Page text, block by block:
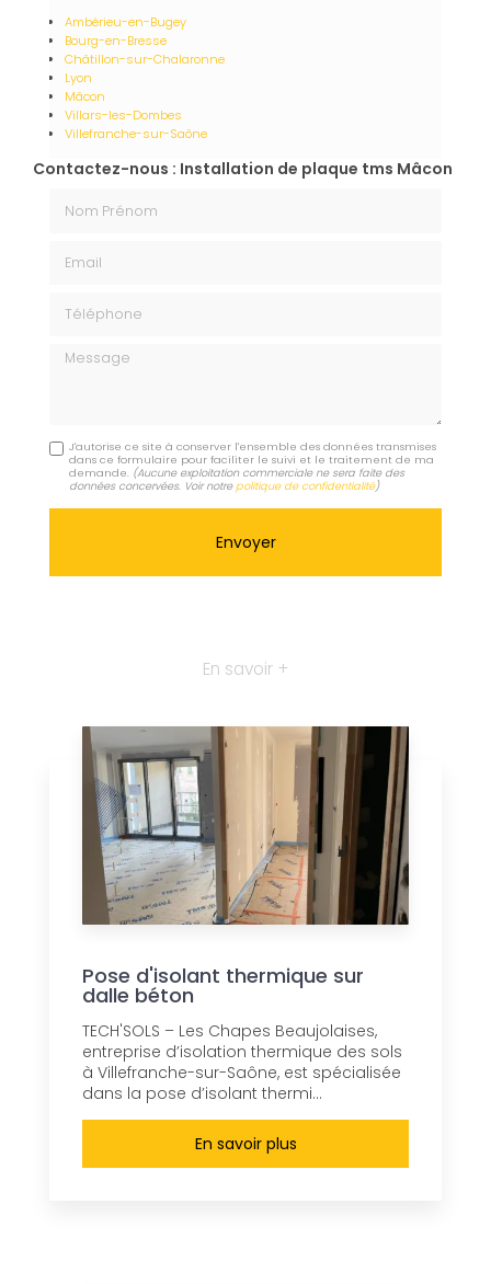
Ambérieu-en-Bugey
Bourg-en-Bresse
Châtillon-sur-Chalaronne
Lyon
Mâcon
Villars-les-Dombes
Villefranche-sur-Saône
Contactez-nous : Installation de plaque tms Mâcon
Message
J'autorise ce site à conserver l'ensemble des données transmises
dans ce formulaire pour faciliter le suivi et le traitement de ma
demande. (Aucune exploitation commerciale ne sera faite des
données concervées. Voir notrepolitique de confidentialité)
En savoir +
Pose d'isolant thermique sur
dalle béton
TECH'SOLS – Les Chapes Beaujolaises,
entreprise d’isolation thermique des sols
à Villefranche-sur-Saône, est spécialisée
dans la pose d’isolant thermi...
En savoir plus